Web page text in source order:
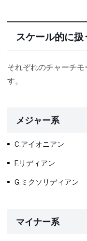
スケール的に扱
それぞれのチャーチ
す。
メジャー系
C.アイオニアン
F.リディアン
G.ミクソリディアン
マイナー系